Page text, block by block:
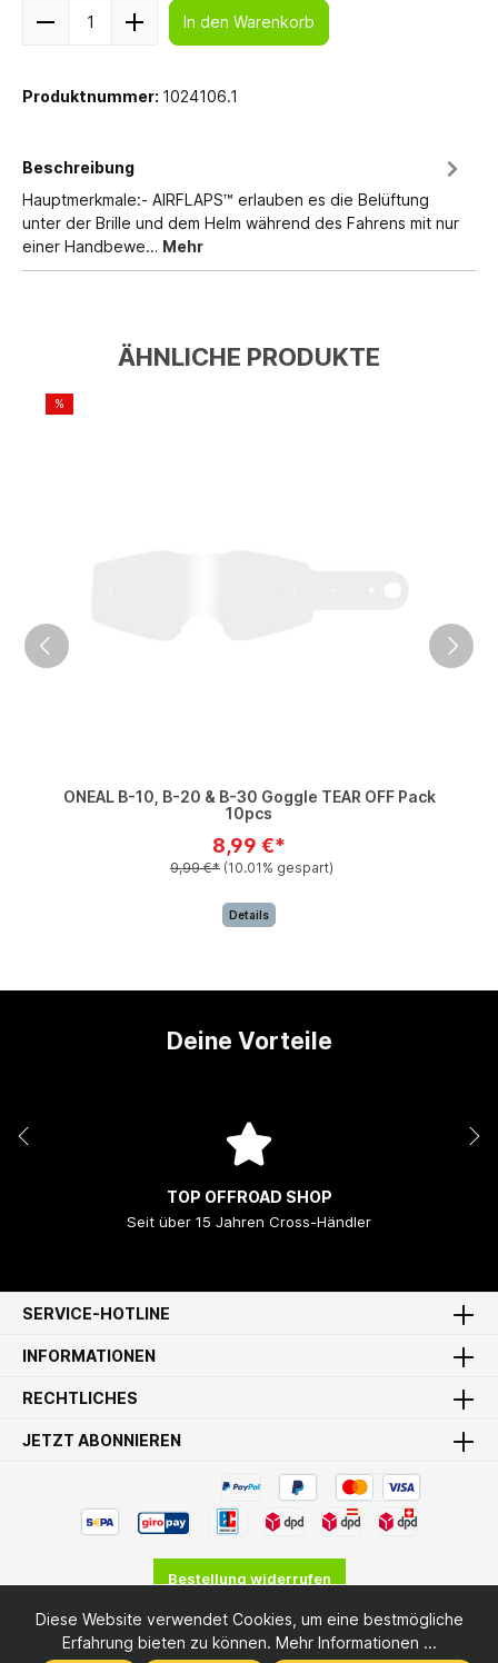
In den Warenkorb
Produktnummer: 1024106.1
Beschreibung
Hauptmerkmale:- AIRFLAPS™ erlauben es die Belüftung
unter der Brille und dem Helm während des Fahrens mit nur
einer Handbewe… Mehr
ÄHNLICHE PRODUKTE
%
ONEAL B-10, B-20 & B-30 Goggle TEAR OFF Pack
10pcs
8,99 €*
9,99 €* (10.01% gespart)
Details
Deine Vorteile
TOP OFFROAD SHOP
Seit über 15 Jahren Cross-Händler
SERVICE-HOTLINE
INFORMATIONEN
RECHTLICHES
JETZT ABONNIEREN
Bestellung widerrufen
* Alle Preise inkl. gesetzl. Mehrwertsteuer zzgl.Versandkosten
und ggf. Nachnahmegebühren, wenn nicht anders angegeben.
Diese Website verwendet Cookies, um eine bestmögliche
Erfahrung bieten zu können. Mehr Informationen ...